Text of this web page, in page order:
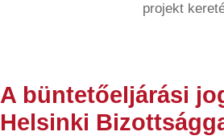
projekt
A büntetőeljárási
Helsinki